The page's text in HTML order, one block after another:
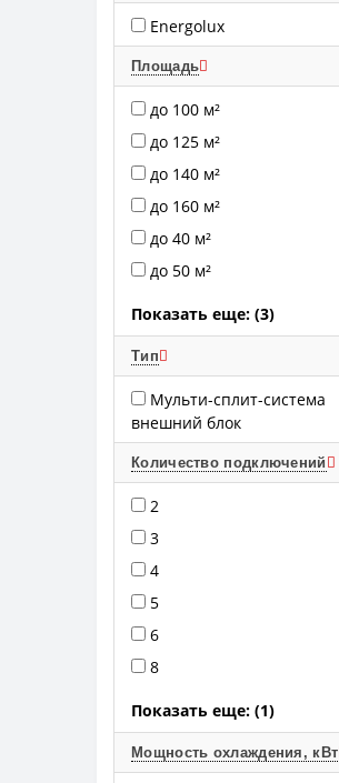
Energolux
Площадь
до 100 м²
до 125 м²
до 140 м²
до 160 м²
до 40 м²
до 50 м²
Показать еще: (3)
Тип
Мульти-сплит-система
внешний блок
Количество подключений
2
3
4
5
6
8
Показать еще: (1)
Мощность охлаждения, кВт